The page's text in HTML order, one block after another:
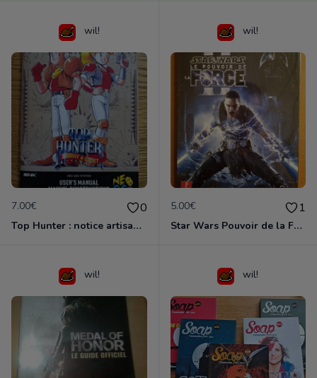
wil!
7.00€ 0
Top Hunter : notice artisanale
wil!
5.00€ 1
Star Wars Pouvoir de la Force II
wil! wil!